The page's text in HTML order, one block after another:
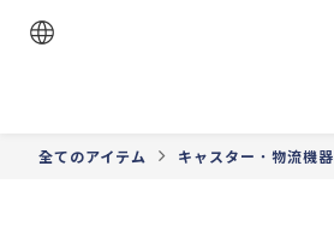
全てのアイテム キャスター．物流機器